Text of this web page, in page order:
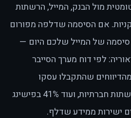
מול הבנק, המייל, הרשתות
אם הסיסמה שדלפה מפורום
אותה סיסמה של המייל שלכם היום —
לפי דוח מערך הסייבר
הלאומי ל-2024, 22% מהדיווחים שהתקבלו עסקו
בפריצות לחשבונות ברשתות חברתיות, ועוד 41% בפישינג
ישירות ממידע שדלף.